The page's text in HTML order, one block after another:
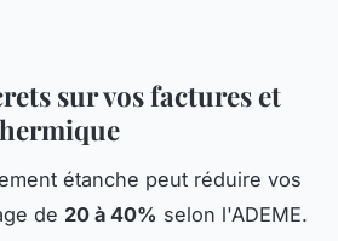
sur vos factures et
étanche peut réduire vos
de 20 à 40% selon l'ADEME.